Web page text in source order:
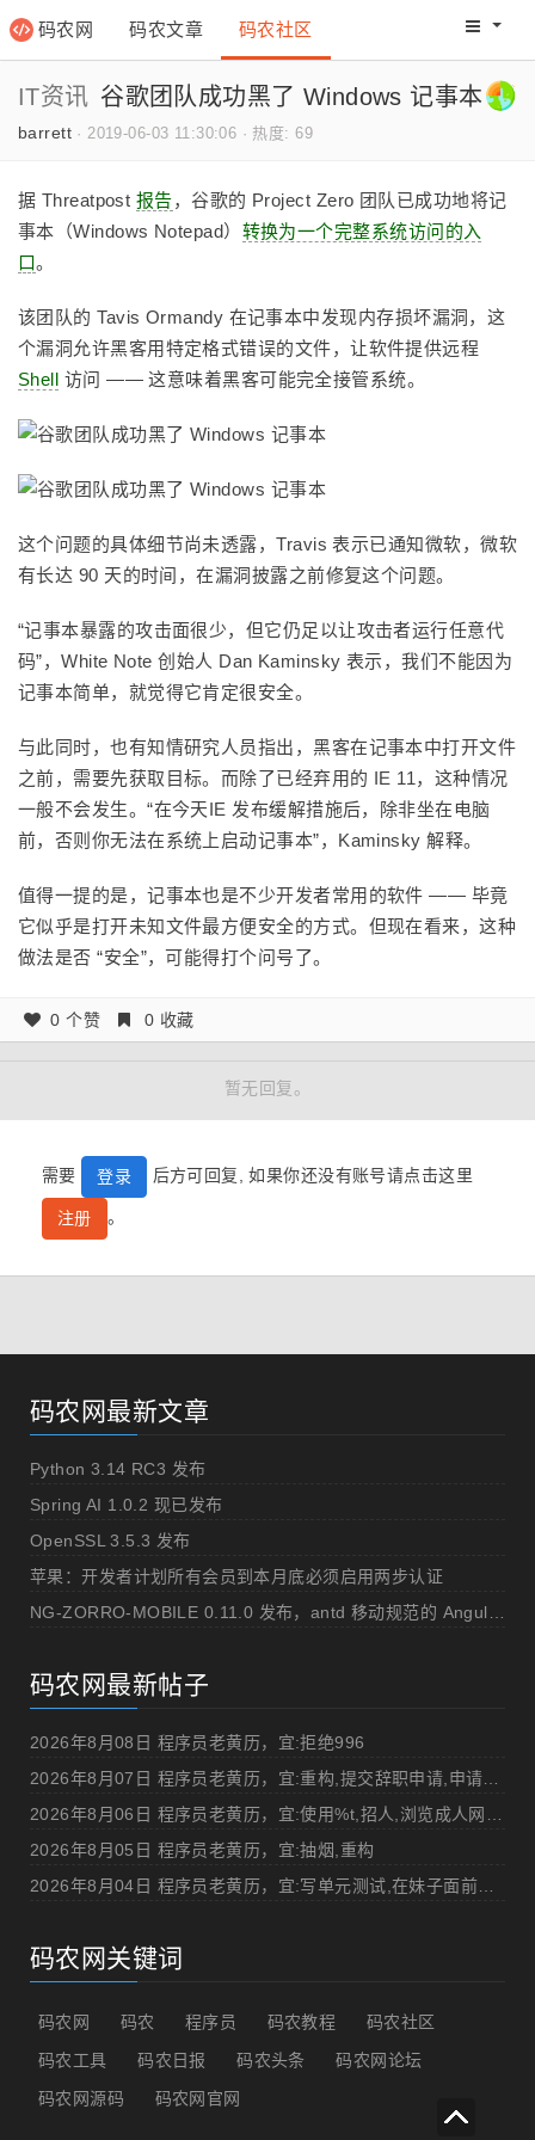
码农网 码农文章 码农社区 码农网
IT资讯 谷歌团队成功黑了 Windows 记事本
barrett ·2019-06-03 11:30:06 · 热度: 69
据 Threatpost 报告，谷歌的 Project Zero 团队已成功地将记
事本（Windows Notepad） 转换为一个完整系统访问的入
口。
该团队的 Tavis Ormandy 在记事本中发现内存损坏漏洞，这
个漏洞允许黑客用特定格式错误的文件，让软件提供远程
Shell 访问 —— 这意味着黑客可能完全接管系统。
这个问题的具体细节尚未透露，Travis 表示已通知微软，微软
有长达 90 天的时间，在漏洞披露之前修复这个问题。
“记事本暴露的攻击面很少，但它仍足以让攻击者运行任意代
码”，White Note 创始人 Dan Kaminsky 表示，我们不能因为
记事本简单，就觉得它肯定很安全。
与此同时，也有知情研究人员指出，黑客在记事本中打开文件
之前，需要先获取目标。而除了已经弃用的 IE 11，这种情况
一般不会发生。“在今天IE 发布缓解措施后，除非坐在电脑
前，否则你无法在系统上启动记事本”，Kaminsky 解释。
值得一提的是，记事本也是不少开发者常用的软件 —— 毕竟
它似乎是打开未知文件最方便安全的方式。但现在看来，这种
做法是否 “安全”，可能得打个问号了。
0 个赞 0 收藏
暂无回复。
需要 登录 后方可回复, 如果你还没有账号请点击这里
注册 。
码农网最新文章
Python 3.14 RC3 发布
Spring AI 1.0.2 现已发布
OpenSSL 3.5.3 发布
苹果：开发者计划所有会员到本月底必须启用两步认证
码农网最新帖子
2026年8月08日 程序员老黄历，宜:拒绝996
2026年8月05日 程序员老黄历，宜:抽烟,重构
码农网关键词
码农网 码农 程序员 码农教程
码农社区
码农工具
码农日报 码农头条
码农网论坛
码农网源码
码农网官网